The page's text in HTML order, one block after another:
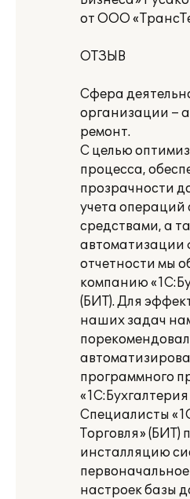
от ООО
ОТЗЫВ
Сфера
организации –
ремонт.
С целью
процесса,
прозрачности
учета
средствами, а
отчетности мы
компанию
(БИТ). Для
наших задач
программного
Специалисты
Торговля» (БИТ)
инсталляцию
настроек базы